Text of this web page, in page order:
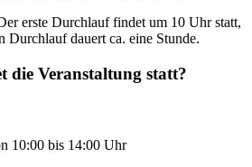
erste Durchlauf findet um 10 Uhr statt,
Durchlauf dauert ca. eine Stunde.
die Veranstaltung statt?
10:00 bis 14:00 Uhr